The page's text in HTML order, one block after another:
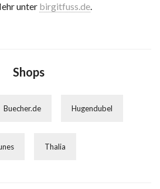
unter birgitfuss.de.
Shops
Buecher.de Hugendubel
Thalia